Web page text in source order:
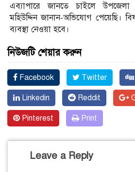
এব্যাপারে জানতে চাইলে উপজেলা
মহিউদ্দিন জানান-অভিযোগ পেয়েছি।
ব্যবস্থা নেওয়া হবে।
নিউজটি শেয়ার করুন
Facebook Twitter
Linkedin Reddit
Pinterest Print
Leave a Reply